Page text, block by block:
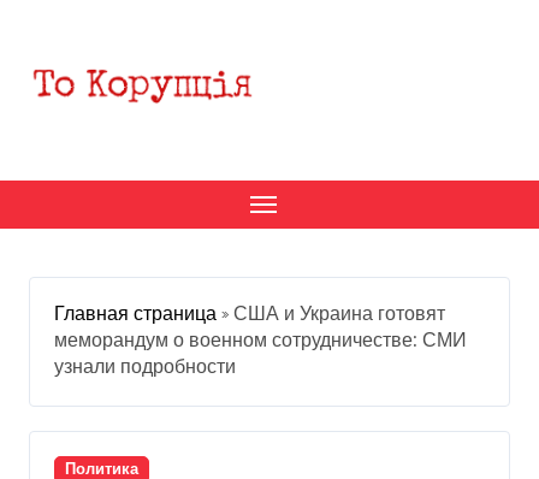
содержанию
Главная страница » США и Украина готовят
меморандум о военном сотрудничестве: СМИ
узнали подробности
Политика